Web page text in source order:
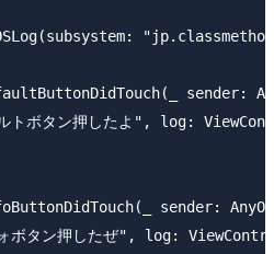
sender:
トボタン押したよ", log:
sender:
ボタン押したぜ", log: